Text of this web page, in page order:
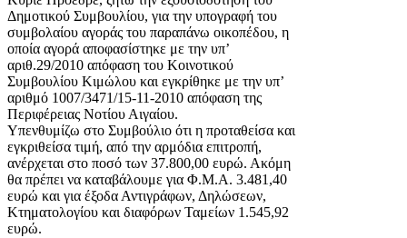
Δημοτικού Συμβουλίου, για την υπογραφή του
συμβολαίου αγοράς του παραπάνω οικοπέδου, η
οποία αγορά αποφασίστηκε με την υπ’
αριθ.29/2010 απόφαση του Κοινοτικού
Συμβουλίου Κιμώλου και εγκρίθηκε με την υπ’
αριθμό 1007/3471/15-11-2010 απόφαση της
Περιφέρειας Νοτίου Αιγαίου.
Υπενθυμίζω στο Συμβούλιο ότι η προταθείσα και
εγκριθείσα τιμή, από την αρμόδια επιτροπή,
ανέρχεται στο ποσό των 37.800,00 ευρώ. Ακόμη
θα πρέπει να καταβάλουμε για Φ.Μ.Α. 3.481,40
ευρώ και για έξοδα Αντιγράφων, Δηλώσεων,
Κτηματολογίου και διαφόρων Ταμείων 1.545,92
ευρώ.